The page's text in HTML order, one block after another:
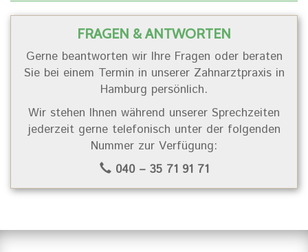
FRAGEN & ANTWORTEN
Gerne beantworten wir Ihre Fragen oder beraten
Sie bei einem Termin in unserer Zahnarztpraxis in
Hamburg persönlich.
Wir stehen Ihnen während unserer Sprechzeiten
jederzeit gerne telefonisch unter der folgenden
Nummer zur Verfügung:
040 – 35 71 91 71